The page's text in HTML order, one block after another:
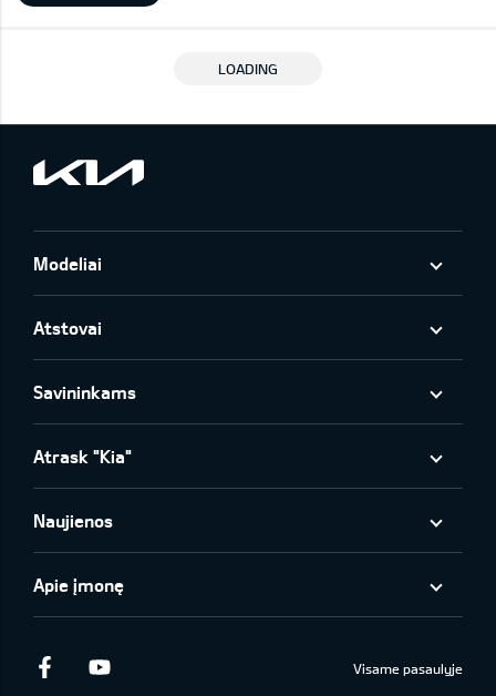
LOADING
Modeliai
Atstovai
Savininkams
Atrask "Kia"
Naujienos
Apie įmonę
Facebook Visame pasaulyje